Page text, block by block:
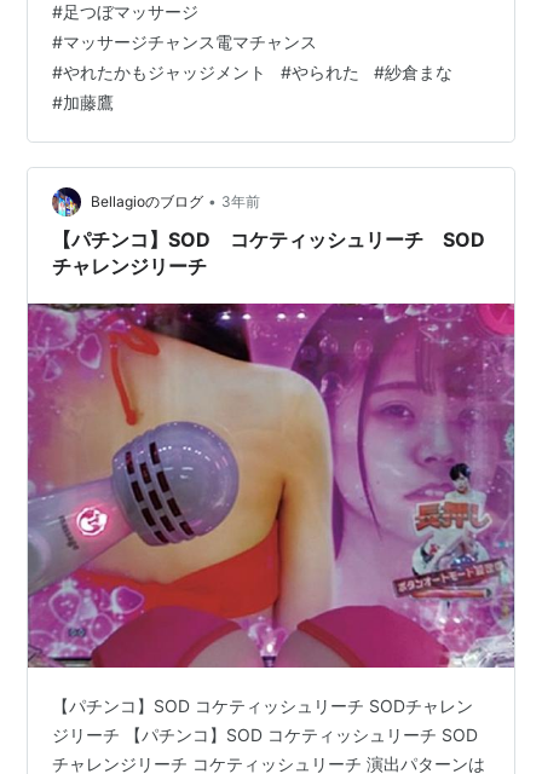
金なら期待大。 【パチンコ】SOD コケティッシュリーチ
SODチャレンジリーチ 【パチンコ】SOD コケティッシ
ュリーチ SODチャレンジリーチ コケティッシュリーチ
演出パターンは全7種類存在。リーチ中にハーレム
STOCKを獲得し、絶超ハーレムが発生する可能性あり
SODチャ…
#足つぼマッサージ
#マッサージチャンス電マチャンス
#やれたかもジャッジメント #やられた #紗倉まな
#加藤鷹
Bellagioのブログ • 3年前
【パチンコ】SOD コケティッシュリーチ SOD
チャレンジリーチ
【パチンコ】SOD コケティッシュリーチ SODチャレン
ジリーチ 【パチンコ】SOD コケティッシュリーチ SOD
チャレンジリーチ コケティッシュリーチ 演出パターンは